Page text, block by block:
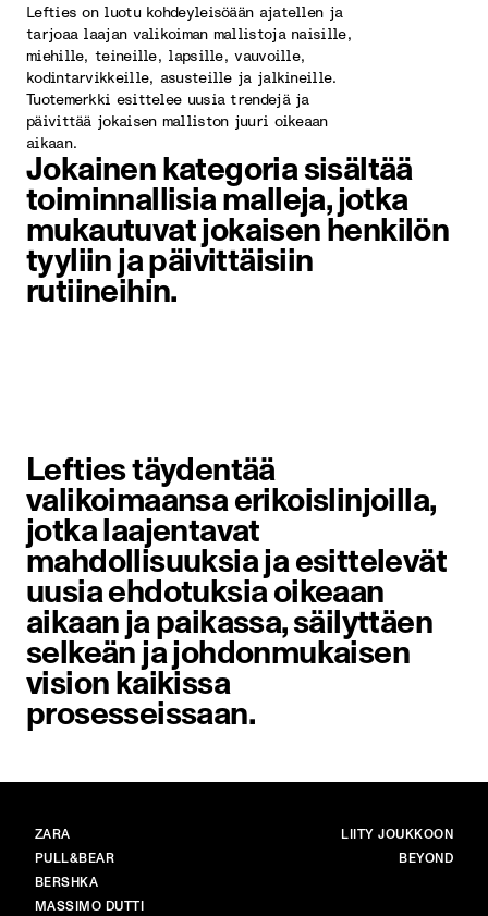
Lefties on luotu kohdeyleisöään ajatellen ja
tarjoaa laajan valikoiman mallistoja naisille,
miehille, teineille, lapsille, vauvoille,
kodintarvikkeille, asusteille ja jalkineille.
Tuotemerkki esittelee uusia trendejä ja
päivittää jokaisen malliston juuri oikeaan
aikaan.
Jokainen kategoria sisältää
toiminnallisia malleja, jotka
mukautuvat jokaisen henkilön
tyyliin ja päivittäisiin
rutiineihin.
Lefties täydentää
valikoimaansa erikoislinjoilla,
jotka laajentavat
mahdollisuuksia ja esittelevät
uusia ehdotuksia oikeaan
aikaan ja paikassa, säilyttäen
selkeän ja johdonmukaisen
vision kaikissa
prosesseissaan.
BRÄNDIT
ZARA
PULL&BEAR
BERSHKA
MASSIMO DUTTI
PÄÄ
LIITY JOUKKOON
BEYOND